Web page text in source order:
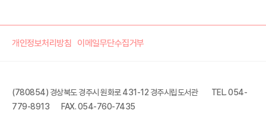
개인정보처리방침 이메일무단수집거부
(780854) 경상북도 경주시 원화로 431-12 경주시립도서관
TEL. 054-
779-8913
FAX. 054-760-7435